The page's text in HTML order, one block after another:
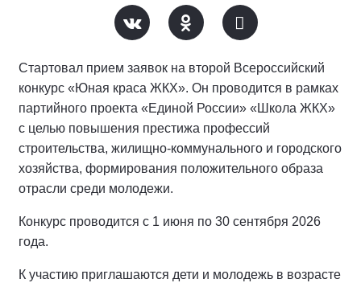
Стартовал прием заявок на второй Всероссийский
конкурс «Юная краса ЖКХ». Он проводится в рамках
партийного проекта «Единой России» «Школа ЖКХ»
с целью повышения престижа профессий
строительства, жилищно-коммунального и городского
хозяйства, формирования положительного образа
отрасли среди молодежи.
Конкурс проводится с 1 июня по 30 сентября 2026
года.
К участию приглашаются дети и молодежь в возрасте